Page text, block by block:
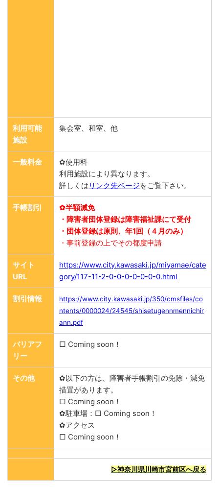
利用可能
施設
集会室、和室、他
一般料金
✿使用料
利用施設により異なります。
詳しくは リンク先ページをご覧下さい。
手帳割引
✿半額減免
・障害者団体登録は障害福祉課にて受付
・団体登録は原則、年1回（４月のみ）
・事前登録の上でその都度申請
サイト
URL
https://www.city.kawasaki.jp/miyamae/cate
gory/117-11-2-0-0-0-0-0-0-0.html
割引情報
https://www.city.kawasaki.jp/350/cmsfiles/co
ntents/0000024/24545/shisetugennmennichir
ann.pdf
バリアフ
リー
□ Coming soon！
その他
✿以下の方は、障害者手帳割引の免除・減免
措置があります。
□ Coming soon！
✿駐車場：□ Coming soon！
✿アクセス
□ Coming soon！
▷神奈川県川崎市宮前区へ戻る